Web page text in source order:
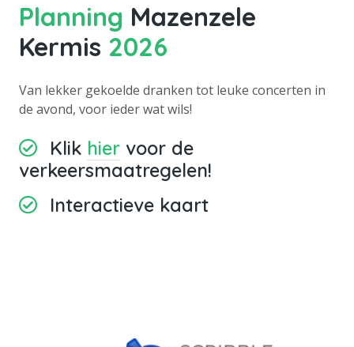
Planning Mazenzele
Kermis 2026
Van lekker gekoelde dranken tot leuke concerten in
de avond, voor ieder wat wils!
Klik hier voor de
verkeersmaatregelen!
Interactieve kaart